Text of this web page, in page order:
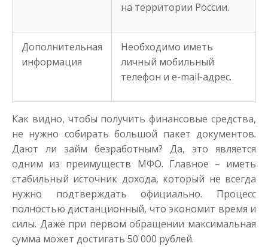
на территории России.
Дополнительная
информация
Необходимо иметь
личный мобильный
телефон и e-mail-адрес.
Как видно, чтобы получить финансовые средства,
не нужно собирать большой пакет документов.
Дают ли займ безработным? Да, это является
одним из преимуществ МФО. Главное – иметь
стабильный источник дохода, который не всегда
нужно подтверждать официально. Процесс
полностью дистанционный, что экономит время и
силы. Даже при первом обращении максимальная
сумма может достигать 50 000 рублей.